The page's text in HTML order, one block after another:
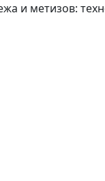
и метизов: